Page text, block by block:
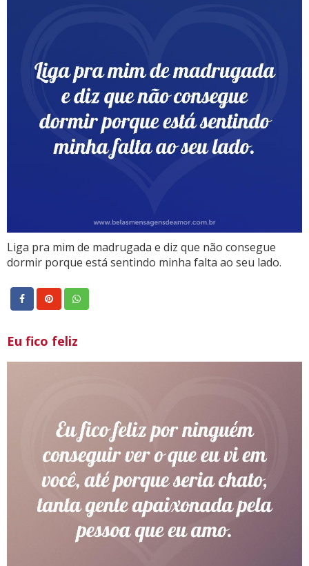
Liga pra mim de madrugada e diz que não consegue
dormir porque está sentindo minha falta ao seu lado.
Eu fico feliz